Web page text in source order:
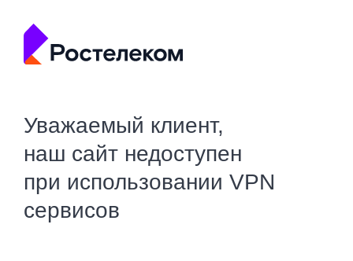
Уважаемый клиент,
наш сайт недоступен
при использовании VPN
сервисов